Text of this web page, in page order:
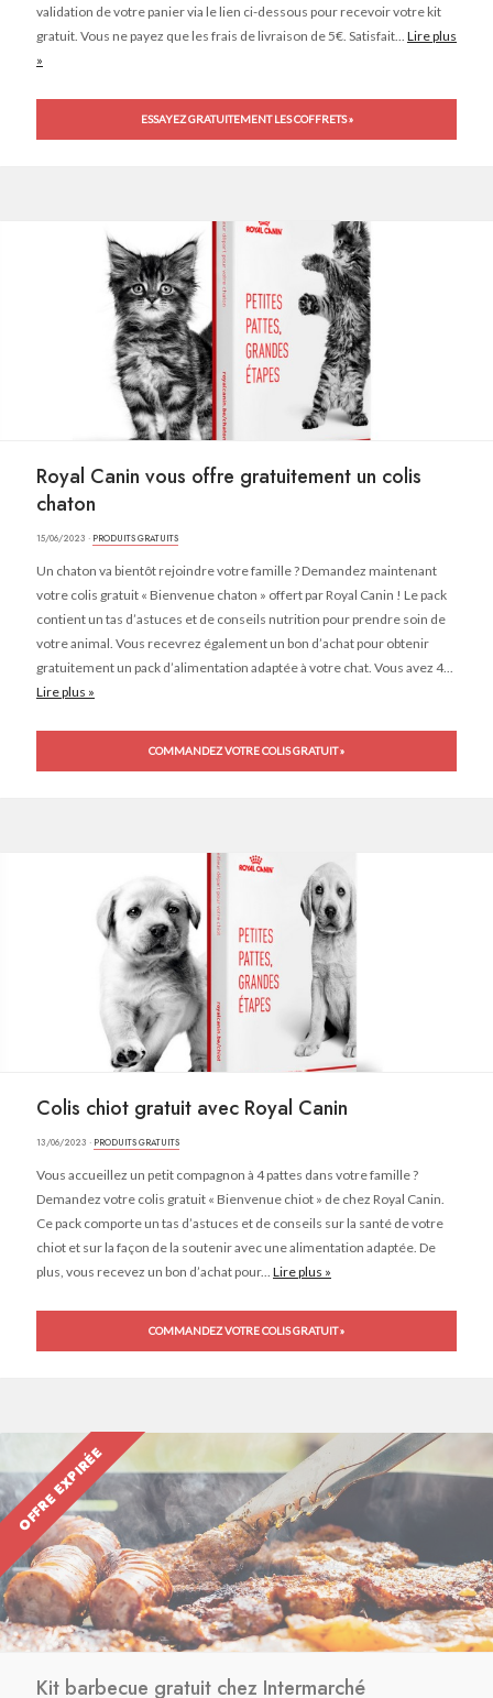
validation de votre panier via le lien ci-dessous pour recevoir votre kit
gratuit. Vous ne payez que les frais de livraison de 5€. Satisfait... Lire plus
»
ESSAYEZ GRATUITEMENT LES COFFRETS »
Royal Canin vous offre gratuitement un colis
chaton
15/06/2023 · PRODUITS GRATUITS
Un chaton va bientôt rejoindre votre famille ? Demandez maintenant
votre colis gratuit « Bienvenue chaton » offert par Royal Canin ! Le pack
contient un tas d’astuces et de conseils nutrition pour prendre soin de
votre animal. Vous recevrez également un bon d’achat pour obtenir
gratuitement un pack d’alimentation adaptée à votre chat. Vous avez 4...
Lire plus »
COMMANDEZ VOTRE COLIS GRATUIT »
Colis chiot gratuit avec Royal Canin
13/06/2023 · PRODUITS GRATUITS
Vous accueillez un petit compagnon à 4 pattes dans votre famille ?
Demandez votre colis gratuit « Bienvenue chiot » de chez Royal Canin.
Ce pack comporte un tas d’astuces et de conseils sur la santé de votre
chiot et sur la façon de la soutenir avec une alimentation adaptée. De
plus, vous recevez un bon d’achat pour... Lire plus »
COMMANDEZ VOTRE COLIS GRATUIT »
OFFRE EXPIRÉE
Kit barbecue gratuit chez Intermarché